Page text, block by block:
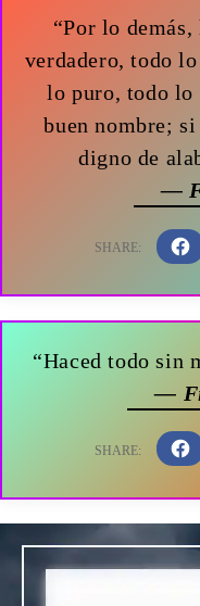
“Por lo
verdadero, todo
lo puro, todo lo
buen nombre;
digno de
—
“Haced todo sin
—